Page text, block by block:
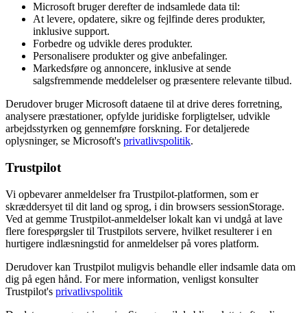
Microsoft bruger derefter de indsamlede data til:
At levere, opdatere, sikre og fejlfinde deres produkter,
inklusive support.
Forbedre og udvikle deres produkter.
Personalisere produkter og give anbefalinger.
Markedsføre og annoncere, inklusive at sende
salgsfremmende meddelelser og præsentere relevante tilbud.
Derudover bruger Microsoft dataene til at drive deres forretning,
analysere præstationer, opfylde juridiske forpligtelser, udvikle
arbejdsstyrken og gennemføre forskning. For detaljerede
oplysninger, se Microsoft's privatlivspolitik.
Trustpilot
Vi opbevarer anmeldelser fra Trustpilot-platformen, som er
skræddersyet til dit land og sprog, i din browsers sessionStorage.
Ved at gemme Trustpilot-anmeldelser lokalt kan vi undgå at lave
flere forespørgsler til Trustpilots servere, hvilket resulterer i en
hurtigere indlæsningstid for anmeldelser på vores platform.
Derudover kan Trustpilot muligvis behandle eller indsamle data om
dig på egen hånd. For mere information, venligst konsulter
Trustpilot's privatlivspolitik